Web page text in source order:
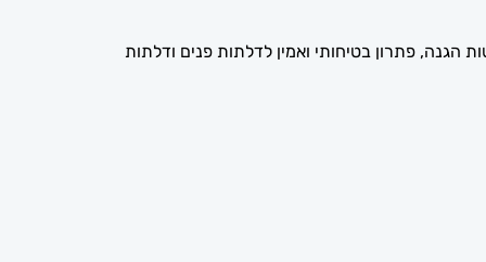
הגנה, פתרון בטיחותי ואמין לדלתות פנים ודלתות